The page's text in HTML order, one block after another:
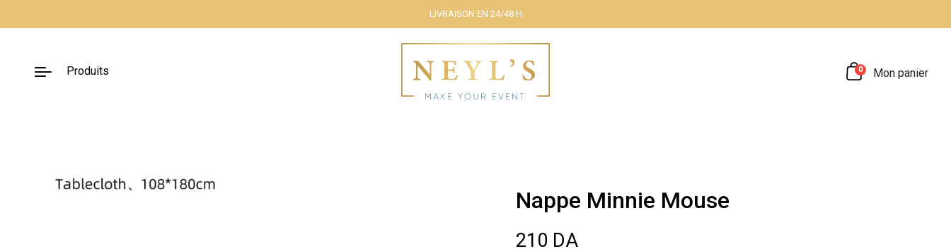
Décoration
LIVRAISON EN 24/48 H
Produits 0 Mon panier
Nappe Minnie Mouse
210 DA